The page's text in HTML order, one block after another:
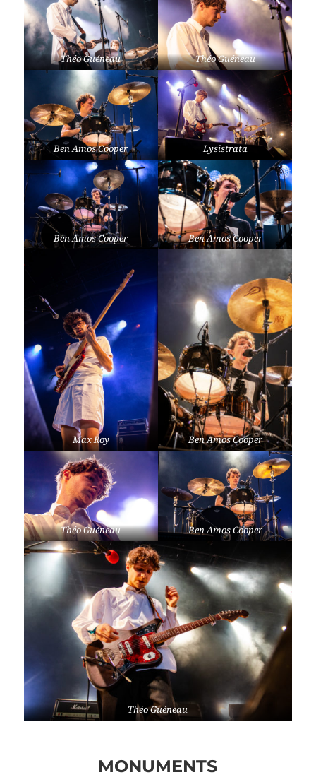
Théo Guéneau Théo Guéneau
Ben Amos Cooper Lysistrata
Ben Amos Cooper Ben Amos Cooper
Max Roy Ben Amos Cooper
Théo Guéneau Ben Amos Cooper
Théo Guéneau
MONUMENTS